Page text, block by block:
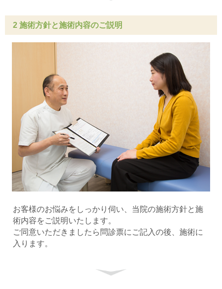
2 施術方針と施術内容のご説明
お客様のお悩みをしっかり伺い、当院の施術方針と施
術内容をご説明いたします。
ご同意いただきましたら問診票にご記入の後、施術に
入ります。